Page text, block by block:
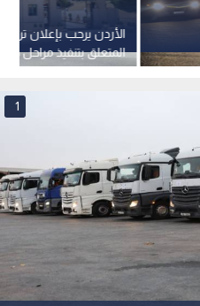
الأردن يرحب بإعلان
المتعلق بتنفيذ مراحل
الشاملة في قطاع غزة
1